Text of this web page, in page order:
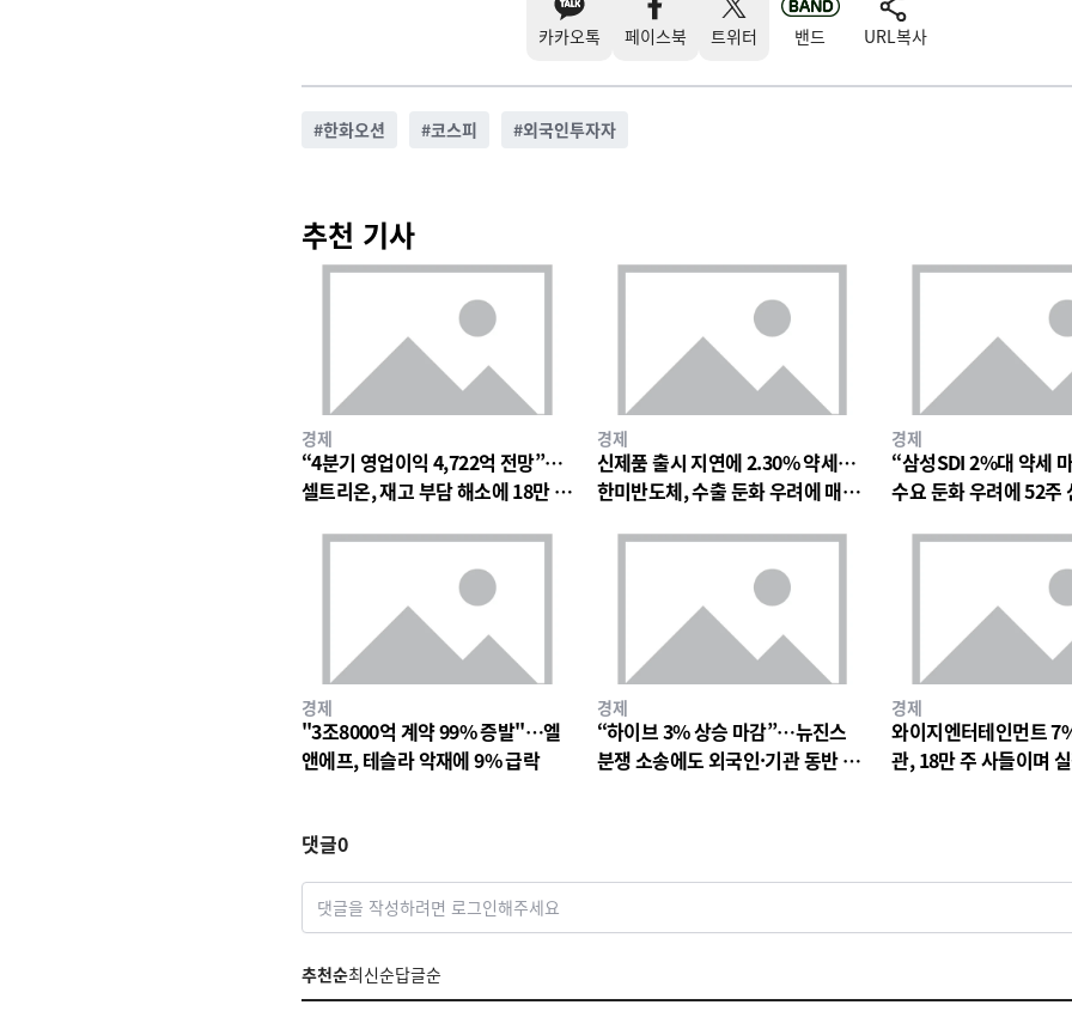
카카오톡 페이스북 트위터 밴드 URL복사
#한화오션 #코스피 #외국인투자자
추천 기사
경제
“4분기 영업이익 4,722억 전망”…
셀트리온, 재고 부담 해소에 18만 원
경제
신제품 출시 지연에 2.30% 약세…
한미반도체, 수출 둔화 우려에 매물
경제
“삼성SDI 2%대 약세
수요 둔화 우려에 52주
경제
"3조8000억 계약 99% 증발"…엘
앤에프, 테슬라 악재에 9% 급락
경제
“하이브 3% 상승 마감”…뉴진스
분쟁 소송에도 외국인·기관 동반 매
경제
와이지엔터테인먼트
관, 18만 주 사들이며
댓글0
댓글을 작성하려면 로그인해주세요
추천순최신순답글순